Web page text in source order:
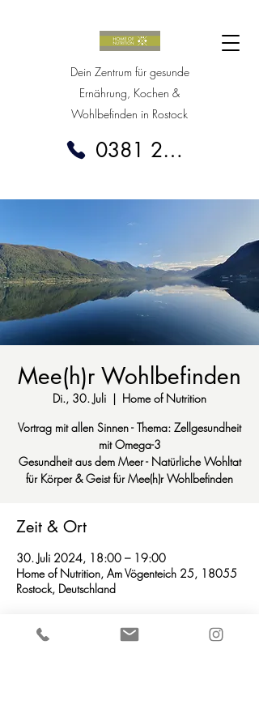
Dein Zentrum für gesunde
Ernährung, Kochen &
Wohlbefinden in Rostock
0381 20388020
Mee(h)r Wohlbefinden
Di., 30. Juli
  |
Home of Nutrition
Vortrag mit allen Sinnen - Thema: Zellgesundheit
mit Omega-3
Gesundheit aus dem Meer - Natürliche Wohltat
für Körper & Geist für Mee(h)r Wohlbefinden
Zeit & Ort
30. Juli 2024, 18:00 – 19:00
Home of Nutrition, Am Vögenteich 25, 18055
Rostock, Deutschland